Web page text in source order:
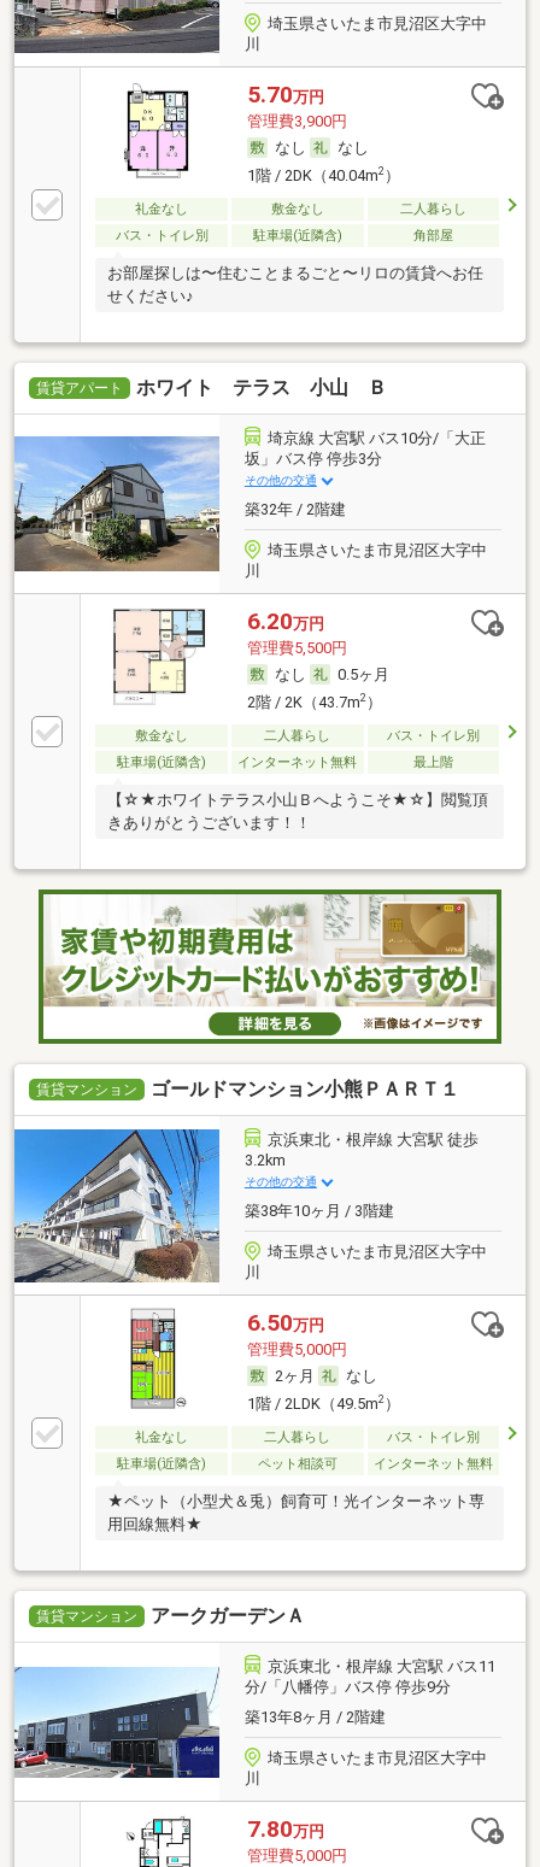
埼玉県さいたま市見沼区大字中
川
5.70万円
管理費3,900円
なし
なし
1階 / 2DK（40.04m2）
礼金なし 敷金なし
二人暮らし
バス・トイレ別
駐車場(近隣含) 角部屋
お部屋探しは〜住むことまるごと〜リロの賃貸へお任
せください♪
賃貸アパート ホワイト テラス 小山 Ｂ
埼京線 大宮駅 バス10分/「大正
坂」バス停 停歩3分
その他の交通
築32年 / 2階建
埼玉県さいたま市見沼区大字中
川
6.20万円
管理費5,500円
なし
0.5ヶ月
2階 / 2K（43.7m2）
敷金なし 二人暮らし
バス・トイレ別
駐車場(近隣含)
インターネット無料 最上階
【☆★ホワイトテラス小山Ｂへようこそ★☆】閲覧頂
きありがとうございます！！
賃貸マンション ゴールドマンション小熊ＰＡＲＴ１
京浜東北・根岸線 大宮駅 徒歩
3.2km
その他の交通
築38年10ヶ月 / 3階建
埼玉県さいたま市見沼区大字中
川
6.50万円
管理費5,000円
2ヶ月
なし
1階 / 2LDK（49.5m2）
礼金なし 二人暮らし
バス・トイレ別
駐車場(近隣含)
ペット相談可 インターネット無料
★ペット（小型犬＆兎）飼育可！光インターネット専
用回線無料★
賃貸マンション アークガーデンＡ
京浜東北・根岸線 大宮駅 バス11
分/「八幡停」バス停 停歩9分
築13年8ヶ月 / 2階建
埼玉県さいたま市見沼区大字中
川
7.80万円
管理費5,000円